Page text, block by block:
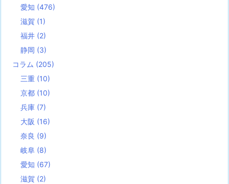
愛知 (476)
滋賀 (1)
福井 (2)
静岡 (3)
コラム (205)
三重 (10)
京都 (10)
兵庫 (7)
大阪 (16)
奈良 (9)
岐阜 (8)
愛知 (67)
滋賀 (2)